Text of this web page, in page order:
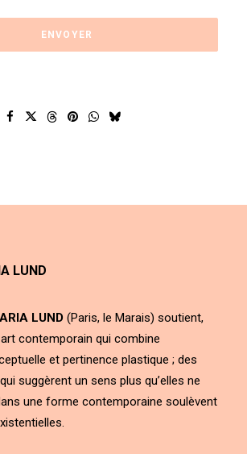
LUND
LUND (Paris, le Marais) soutient,
contemporain qui combine
et pertinence plastique ; des
suggèrent un sens plus qu’elles ne
une forme contemporaine soulèvent